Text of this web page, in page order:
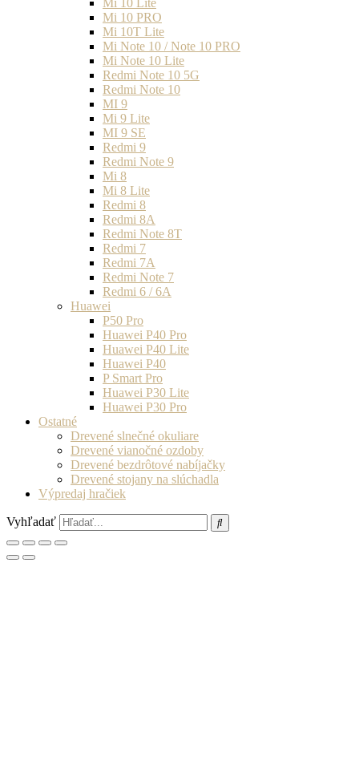
Mi 10 PRO
Mi 10T Lite
Mi Note 10 / Note 10 PRO
Mi Note 10 Lite
Redmi Note 10 5G
Redmi Note 10
MI 9
Mi 9 Lite
MI 9 SE
Redmi 9
Redmi Note 9
Mi 8
Mi 8 Lite
Redmi 8
Redmi 8A
Redmi Note 8T
Redmi 7
Redmi 7A
Redmi Note 7
Redmi 6 / 6A
Huawei
P50 Pro
Huawei P40 Pro
Huawei P40 Lite
Huawei P40
P Smart Pro
Huawei P30 Lite
Huawei P30 Pro
Ostatné
Drevené slnečné okuliare
Drevené vianočné ozdoby
Drevené bezdrôtové nabíjačky
Drevené stojany na slúchadla
Výpredaj hračiek
Vyhľadať